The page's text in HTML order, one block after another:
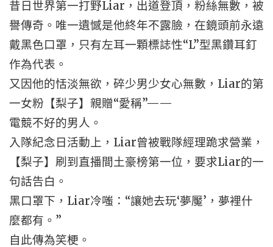
昔日世界第一打野Liar，出道登頂，粉絲無數，被
譽傳奇。唯一遺憾是他終年不露臉，在鏡頭前永遠
戴黑色口罩，只有左耳一顆標誌性“L”型黑鑽耳釘
作為代表。
又因他的恬淡無欲，碎少男少女心無數，Liar的第
一女粉【梨子】親贈“愛稱”——
電競不好的男人。
入隊紀念日活動上，Liar曾被戰隊經理跪求營業，
【梨子】刷到直播間土豪榜第一位，要求Liar的一
句話告白。
黑口罩下，Liar冷嗤：“讓她去玩‘夢魘’，夢裡什
麼都有。”
自此傳為笑梗。